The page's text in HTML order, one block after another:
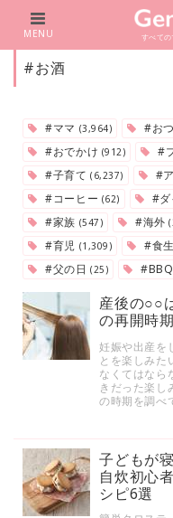
すべて
MENU
#お酒
#ママ (3,964) #お
#おでかけ (912) #
#子育て(6,237) #
#コーヒー (62) #ダ
#家族 (547) #海外
#育児 (1,309) #食
#父の日(25)
産後の○○
の再開時
妊娠や出産を
とを楽しみた
なくてはなら
きだった楽し
の時期を調べ
子どもが
自炊初心
シピ6選